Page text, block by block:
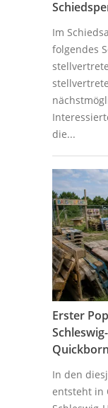
Im
folgendes
die...
Erster
Quickborn
In den
entsteht in